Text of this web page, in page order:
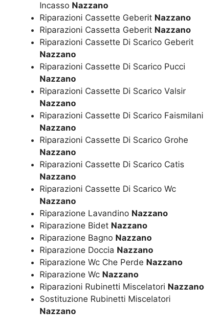
Incasso Nazzano
Riparazioni Cassette Geberit Nazzano
Riparazioni Cassetta Geberit Nazzano
Riparazioni Cassette Di Scarico Geberit
Nazzano
Riparazioni Cassette Di Scarico Pucci
Nazzano
Riparazioni Cassette Di Scarico Valsir
Nazzano
Riparazioni Cassette Di Scarico Faismilani
Nazzano
Riparazioni Cassette Di Scarico Grohe
Nazzano
Riparazioni Cassette Di Scarico Catis
Nazzano
Riparazioni Cassette Di Scarico Wc
Nazzano
Riparazione Lavandino Nazzano
Riparazione Bidet Nazzano
Riparazione Bagno Nazzano
Riparazione Doccia Nazzano
Riparazione Wc Che Perde Nazzano
Riparazione Wc Nazzano
Riparazioni Rubinetti Miscelatori Nazzano
Sostituzione Rubinetti Miscelatori
Nazzano